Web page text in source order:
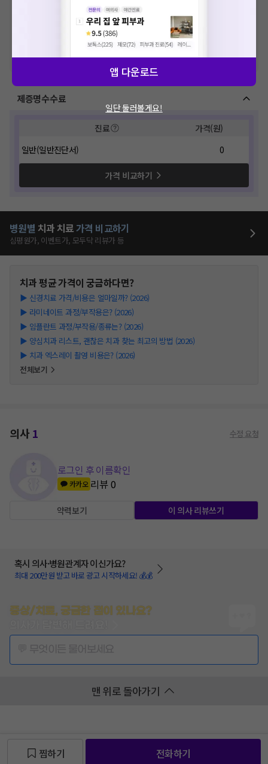
추가비용 등으로 실제 가격과 상이할 수 있으니, 정확
한 가격은 해당 의료기관에 직접 문의해주세요.
건강보험심사평가원에 고지되어 있는 급여 진료 기준 가
격입니다. (진료와 연관된 복합적인 비용이 추가되어, 병원마다 금액이 다르게
산정될 수 있는 점 참고 바랍니다.)
※ 이벤트가, 할인가는VAT 포함
제증명수수료
진료
가격(원)
일반(일반진단서)
0
가격 비교하기
병원별 치과 치료가격 비교하기
심평원가, 이벤트가, 모두닥 리뷰가 등
치과평균 가격이 궁금하다면?
▶ 신경치료 가격/비용은 얼마일까? (2026)
▶ 라미네이트 과정/부작용은? (2026)
▶ 임플란트 과정/부작용/종류는? (2026)
▶ 양심치과 리스트, 괜찮은 치과 찾는 최고의 방법 (2026)
▶ 치과 엑스레이 촬영 비용은? (2026)
전체보기
의사1 수정 요청
로그인 후 이름확인
카카오 리뷰0
약력보기 이 의사 리뷰쓰기
혹시 의사·병원관계자 이신가요?
최대 200만원 받고 바로 광고 시작하세요! 💰💰
증상/치료, 궁금한 점이 있나요?
맨 위로 돌아가기
찜하기 전화하기
앱 다운로드
일단 둘러볼게요!